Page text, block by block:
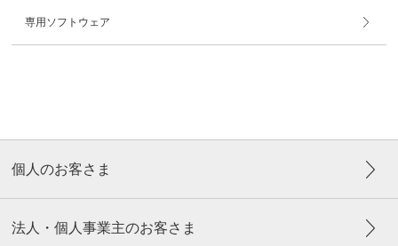
専用ソフトウェア
個人のお客さま
法人・個人事業主のお客さま